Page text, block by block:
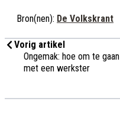
Bron(nen): De Volkskrant
Vorig artikel
Ongemak: hoe om te gaan
met een werkster